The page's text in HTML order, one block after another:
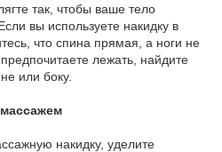
так, чтобы ваше тело
вы используете накидку в
что спина прямая, а ноги не
лежать, найдите
или боку.
накидку, уделите